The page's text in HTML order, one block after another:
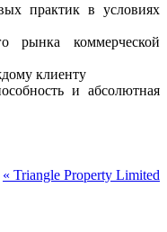
практик в условиях
рынка коммерческой
клиенту
и абсолютная
« Triangle Property Limited